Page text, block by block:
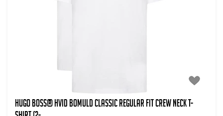
HUGO BOSS® Hvid bomuld Classic regular fit crew neck t-